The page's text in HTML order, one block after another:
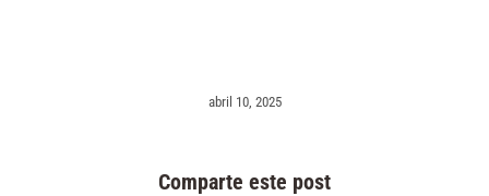
abril 10, 2025
Comparte este post